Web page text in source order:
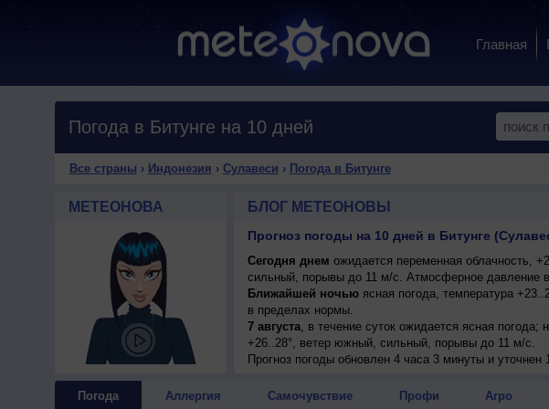
Главная
Погода в Битунге на 10 дней
Все страны › Индонезия › Сулавеси › Погода в Битунге
МЕТЕОНОВА БЛОГ МЕТЕОНОВЫ
Прогноз погоды на 10 дней в Битунге
Сегодня днем ожидается переменная облачность,
сильный, порывы до 11 м/с. Атмосферное давление
Ближайшей ночьюясная погода, температура
в пределах нормы.
7 августа, в течение суток ожидается ясная погода;
+26..28°, ветер южный, сильный, порывы до 11 м/с.
8 августа, ожидается ясная погода; ночью +23..25°,
9 августа, в течение суток ожидается малооблачная
Прогноз погоды обновлен 4 часа 3 минуты и уточнен
Погода Аллергия Самочувствие Профи Агро